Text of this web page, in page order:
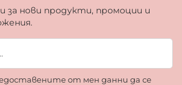
за нови продукти, промоции и
от мен данни да се